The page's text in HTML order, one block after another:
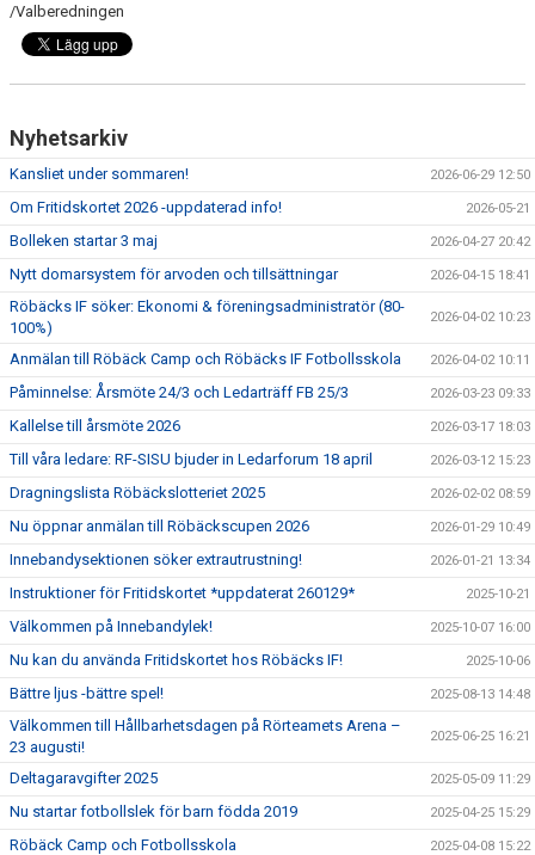
/Valberedningen
Nyhetsarkiv
Kansliet under sommaren! 2026-06-29 12:50
Om Fritidskortet 2026 -uppdaterad info! 2026-05-21
Bolleken startar 3 maj 2026-04-27 20:42
Nytt domarsystem för arvoden och tillsättningar 2026-04-15 18:41
Röbäcks IF söker: Ekonomi & föreningsadministratör (80-
100%)
2026-04-02 10:23
Anmälan till Röbäck Camp och Röbäcks IF Fotbollsskola 2026-04-02 10:11
Påminnelse: Årsmöte 24/3 och Ledarträff FB 25/3 2026-03-23 09:33
Kallelse till årsmöte 2026 2026-03-17 18:03
Till våra ledare: RF-SISU bjuder in Ledarforum 18 april 2026-03-12 15:23
Dragningslista Röbäckslotteriet 2025 2026-02-02 08:59
Nu öppnar anmälan till Röbäckscupen 2026 2026-01-29 10:49
Innebandysektionen söker extrautrustning! 2026-01-21 13:34
Instruktioner för Fritidskortet *uppdaterat 260129* 2025-10-21
Välkommen på Innebandylek! 2025-10-07 16:00
Nu kan du använda Fritidskortet hos Röbäcks IF! 2025-10-06
Bättre ljus -bättre spel! 2025-08-13 14:48
Välkommen till Hållbarhetsdagen på Rörteamets Arena –
23 augusti!
2025-06-25 16:21
Deltagaravgifter 2025 2025-05-09 11:29
Nu startar fotbollslek för barn födda 2019 2025-04-25 15:29
Röbäck Camp och Fotbollsskola 2025-04-08 15:22